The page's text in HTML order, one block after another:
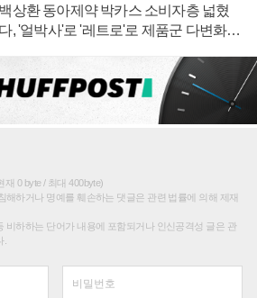
백상환 동아제약 박카스 소비자층 넓혔
다, '얼박사'로 '레트로'로 제품군 다변화
0 byte / 최대 400byte)
해하거나 명예를 훼손하는 댓글은 관련 법률에 의해 제재
비하하는 단어가 내용에 포함되거나 인신공격성 글은 관
.